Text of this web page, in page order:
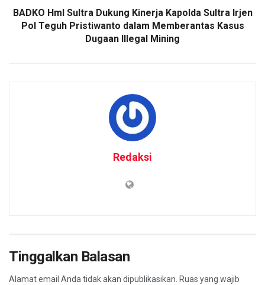
BADKO HmI Sultra Dukung Kinerja Kapolda Sultra Irjen
Pol Teguh Pristiwanto dalam Memberantas Kasus
Dugaan Illegal Mining
Redaksi
Tinggalkan Balasan
Alamat email Anda tidak akan dipublikasikan. Ruas yang wajib